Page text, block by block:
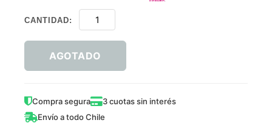
CANTIDAD:
AGOTADO
Compra segura
3 cuotas sin interés
Envío a todo Chile